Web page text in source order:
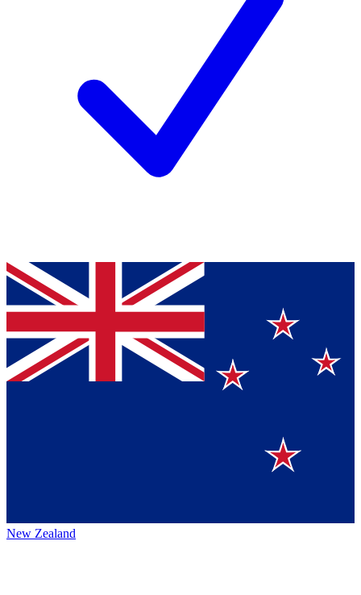
New Zealand